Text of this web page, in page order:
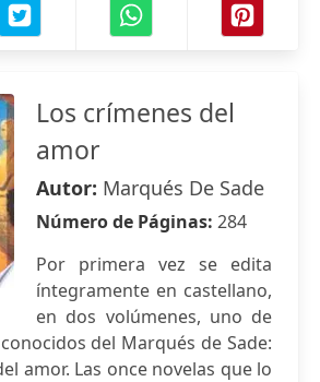
Los crímenes del
amor
Autor: Marqués De Sade
Número de Páginas: 284
Por primera vez se edita
íntegramente en castellano,
en dos volúmenes, uno de
del Marqués de Sade:
amor. Las once novelas que lo